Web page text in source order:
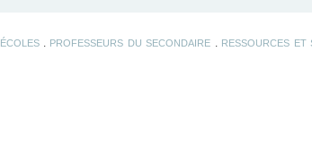
. PROFESSEURS DU SECONDAIRE RESSOURCES ET